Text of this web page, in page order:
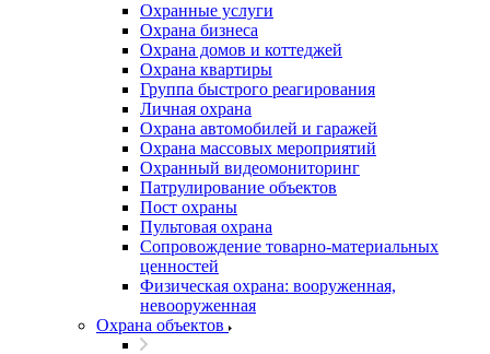
Охранные услуги
Охрана бизнеса
Охрана домов и коттеджей
Охрана квартиры
Группа быстрого реагирования
Личная охрана
Охрана автомобилей и гаражей
Охрана массовых мероприятий
Охранный видеомониторинг
Патрулирование объектов
Пост охраны
Пультовая охрана
Сопровождение товарно-материальных
ценностей
Физическая охрана: вооруженная,
невооруженная
Охрана объектов